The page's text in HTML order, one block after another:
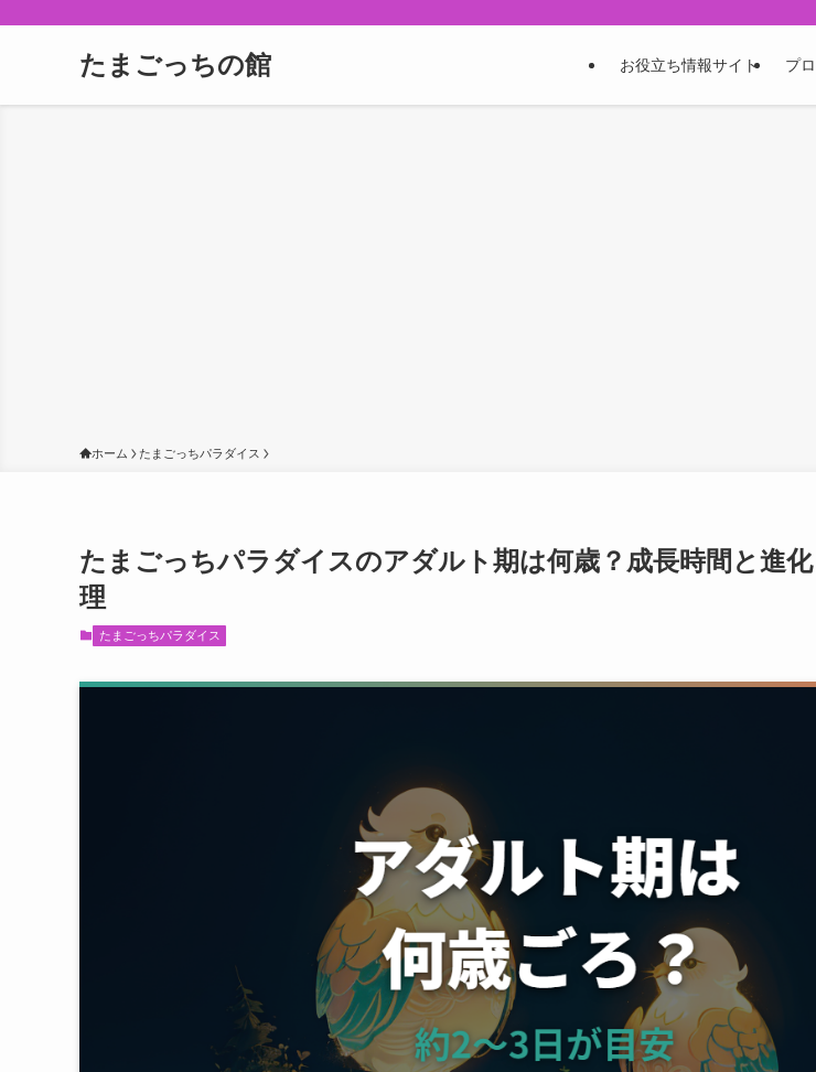
たまごっちの館 お役立ち情報サイト プ
ホーム たまごっちパラダイス
たまごっちパラダイスのアダルト期は何歳？成長時間と進
理
たまごっちパラダイス